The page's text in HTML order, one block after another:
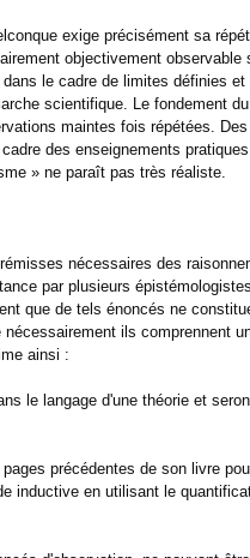
exige précisément sa
objectivement observable
le cadre de limites définies
scientifique. Le fondement
maintes fois répétées.
des enseignements
» ne paraît pas très réaliste.
nécessaires des
par plusieurs
que de tels énoncés ne
ils comprennent
ainsi :
le langage d'une théorie et
précédentes de son livre
inductive en utilisant le